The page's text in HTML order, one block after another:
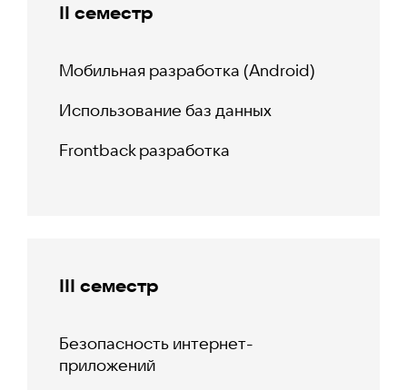
II семестр
Мобильная разработка (Android)
Использование баз данных
Frontback разработка
III семестр
Безопасность интернет-
приложений